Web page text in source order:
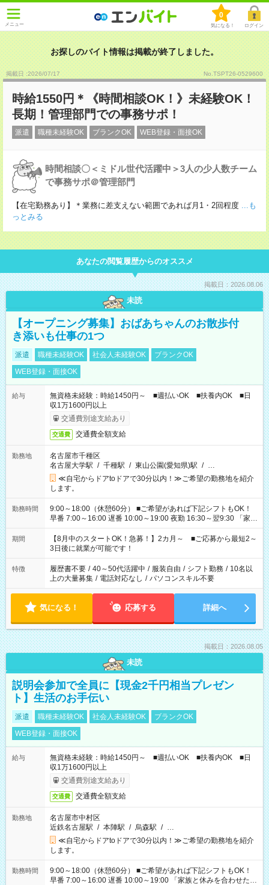
メニュー
0
気になる！ ログイン
お探しのバイト情報は掲載が終了しました。
掲載日 :2026/07/17 No.TSPT26-0529600
時給1550円＊《時間相談OK！》未経験OK！
長期！管理部門での事務サポ！
派遣 職種未経験OK ブランクOK WEB登録・面接OK
時間相談〇＜ミドル世代活躍中＞3人の少人数チーム
で事務サポ＠管理部門
【在宅勤務あり】＊業務に差支えない範囲であれば月1・2回程度 ...も
っとみる
あなたの閲覧履歴からのオススメ
掲載日：2026.08.06
未読
【オープニング募集】おばあちゃんのお散歩付
き添いも仕事の1つ
派遣 職種未経験OK 社会人未経験OK
ブランクOK
WEB登録・面接OK
給与
無資格未経験：時給1450円～ ■週払いOK ■扶養内OK ■日
収1万1600円以上
交通費別途支給あり
交通費 交通費全額支給
勤務地
名古屋市千種区
名古屋大学駅 / 千種駅 / 東山公園(愛知県)駅 / …
≪自宅からドアtoドアで30分以内！≫ご希望の勤務地を紹介
します。
勤務時間
9:00～18:00（休憩60分） ■ご希望があれば下記シフトもOK！
早番 7:00～16:00 遅番 10:00～19:00 夜勤 16:30～翌9:30 「家族
と休みを合わせたい」 「余裕を持って夕飯の準備がしたい」
「できれば残業はしたくない」 など、ご希望を教えてください
ね。 ※Wワーク希望の方へ 今ご覧のお仕事で希望する勤務時間
と、もう1つのお仕事の勤務時間。 合計で週40時間を超える場
合は応募できません。
期間
【8月中のスタートOK！急募！】2カ月～ ■ご応募から最短2～
3日後に就業が可能です！
特徴 履歴書不要 / 40～50代活躍中 / 服装自由 / シフト勤務 / 10名以
上の大量募集 / 電話対応なし / パソコンスキル不要
気になる！ 応募する 詳細へ
掲載日：2026.08.05
未読
説明会参加で全員に【現金2千円相当プレゼン
ト】生活のお手伝い
派遣 職種未経験OK 社会人未経験OK
ブランクOK
WEB登録・面接OK
給与
無資格未経験：時給1450円～ ■週払いOK ■扶養内OK ■日
収1万1600円以上
交通費別途支給あり
交通費 交通費全額支給
勤務地
名古屋市中村区
近鉄名古屋駅 / 本陣駅 / 烏森駅 / …
≪自宅からドアtoドアで30分以内！≫ご希望の勤務地を紹介
します。
勤務時間
9:00～18:00（休憩60分） ■ご希望があれば下記シフトもOK！
早番 7:00～16:00 遅番 10:00～19:00 「家族と休みを合わせた